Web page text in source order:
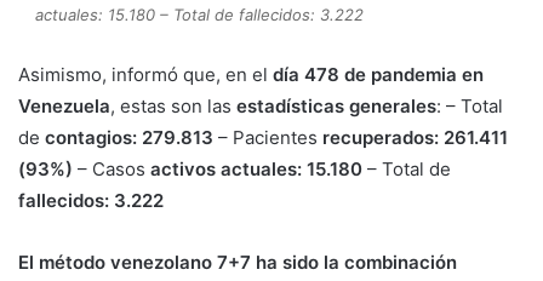
actuales: 15.180 – Total de fallecidos: 3.222
Asimismo, informó que, en el día 478 de pandemia en
Venezuela, estas son las estadísticas generales: – Total
de contagios: 279.813 – Pacientes recuperados: 261.411
(93%) – Casos activos actuales: 15.180 – Total de
fallecidos: 3.222
El método venezolano 7+7 ha sido la combinación